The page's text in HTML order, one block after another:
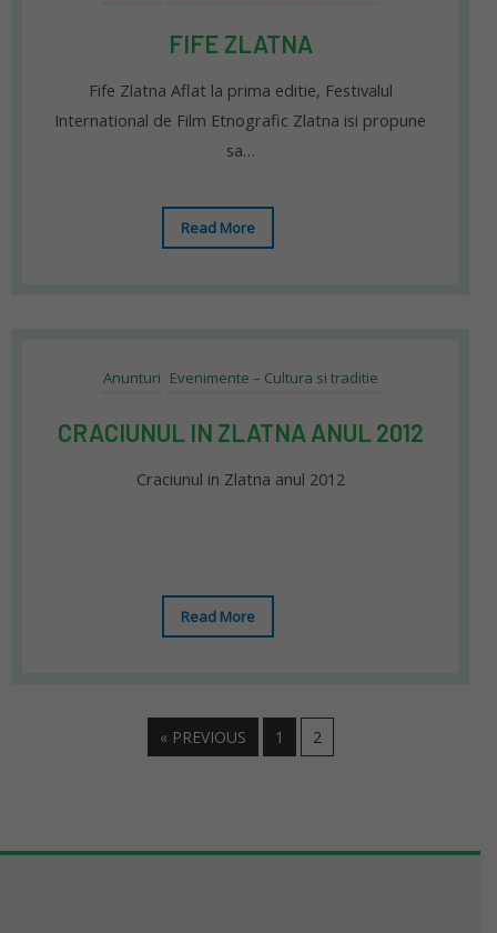
FIFE ZLATNA
Fife Zlatna Aflat la prima editie, Festivalul
International de Film Etnografic Zlatna isi propune
sa…
Read More
Anunturi Evenimente – Cultura si traditie
CRACIUNUL IN ZLATNA ANUL 2012
Craciunul in Zlatna anul 2012
Read More
« PREVIOUS 1 2